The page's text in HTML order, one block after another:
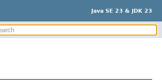
Java SE 23 & JDK 23